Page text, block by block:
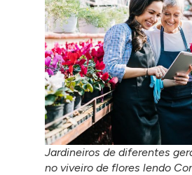
Jardineiros de diferentes
no viveiro de flores lendo